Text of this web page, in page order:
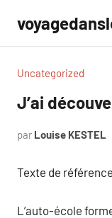
contenu
Uncategorized
J’ai
par Louise KESTEL
Texte de
L’auto-école